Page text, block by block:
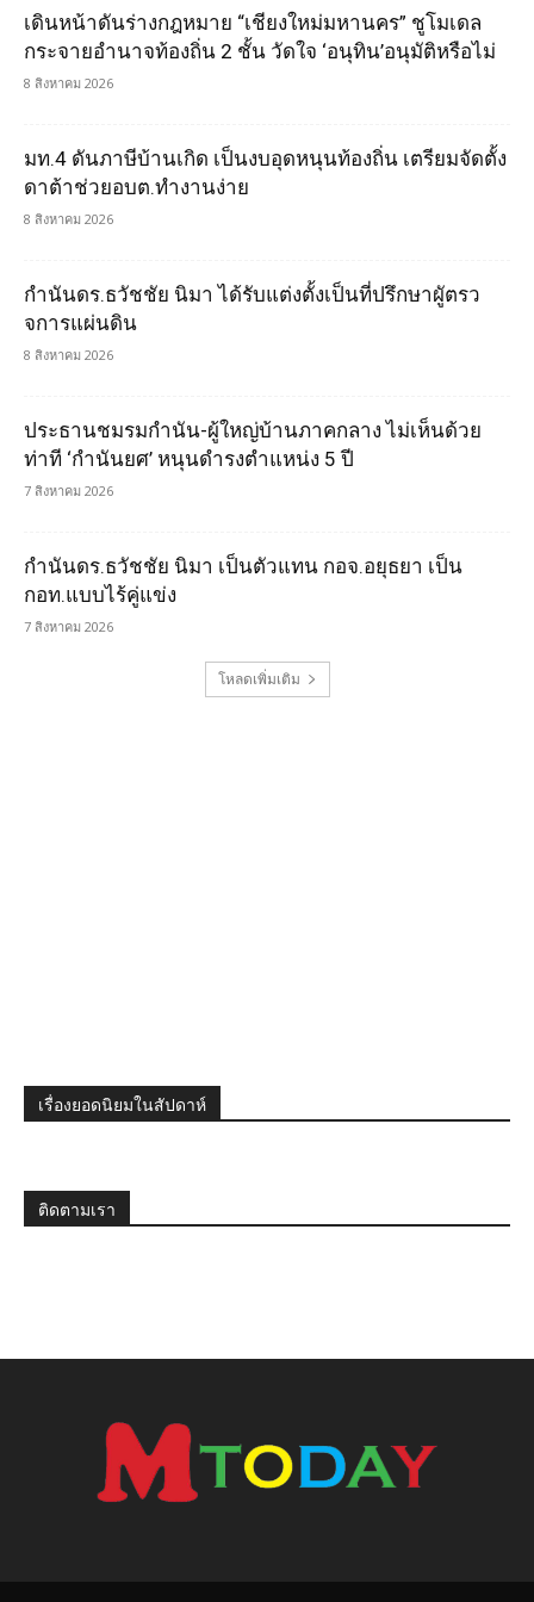
เดินหน้าดันร่างกฎหมาย “เชียงใหม่มหานคร” ชูโมเดล
กระจายอำนาจท้องถิ่น 2 ชั้น วัดใจ ‘อนุทิน’อนุมัติหรือไม่
8 สิงหาคม 2026
มท.4 ดันภาษีบ้านเกิด เป็นงบอุดหนุนท้องถิ่น เตรียมจัดตั้ง
ดาต้าช่วยอบต.ทำงานง่าย
8 สิงหาคม 2026
กำนันดร.ธวัชชัย นิมา ได้รับแต่งตั้งเป็นที่ปรึกษาผูัตรว
จการแผ่นดิน
8 สิงหาคม 2026
ประธานชมรมกำนัน-ผู้ใหญ่บ้านภาคกลาง ไม่เห็นด้วย
ท่าที ‘กำนันยศ’ หนุนดำรงตำแหน่ง 5 ปี
7 สิงหาคม 2026
กำนันดร.ธวัชชัย นิมา เป็นตัวแทน กอจ.อยุธยา เป็น
กอท.แบบไร้คู่แข่ง
7 สิงหาคม 2026
โหลดเพิ่มเติม
เรื่องยอดนิยมในสัปดาห์
ติดตามเรา